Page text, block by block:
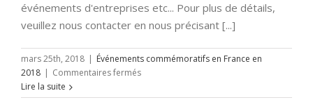
événements d'entreprises etc... Pour plus de détails,
veuillez nous contacter en nous précisant [...]
mars 25th, 2018 | Événements commémoratifs en France en
2018 | Commentaires ferméssur
ils
Lire la suite